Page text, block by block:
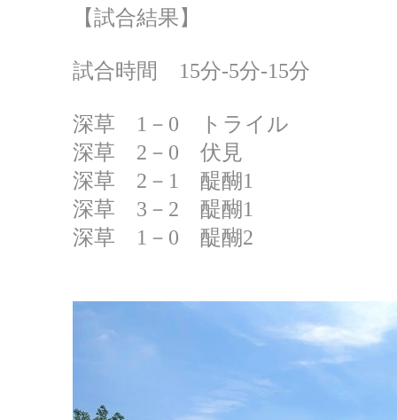
【試合結果】
試合時間 15分‐5分‐15分
深草 1－0 トライル
深草 2－0 伏見
深草 2－1 醍醐1
深草 3－2 醍醐1
深草 1－0 醍醐2